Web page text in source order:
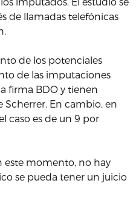
de llamadas telefónicas
de los potenciales
de las imputaciones
firma BDO y tienen
En cambio, en
caso es de un 9 por
este momento, no hay
se pueda tener un juicio